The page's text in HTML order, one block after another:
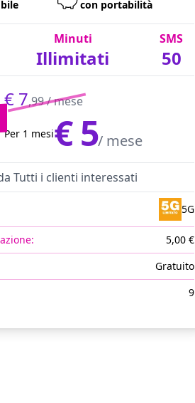
con portabilità
Minuti
Illimitati
SMS
50
€ 7,99 / mese
Per 1 mesi€ 5/ mese
Tutti i clienti interessati
5G
5,00 €
Gratuito
9